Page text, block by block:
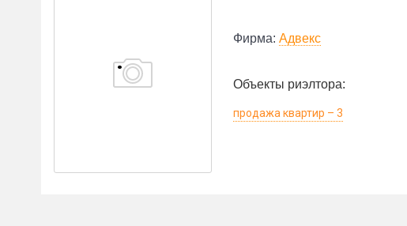
Фирма: Адвекс
Объекты риэлтора:
продажа квартир – 3